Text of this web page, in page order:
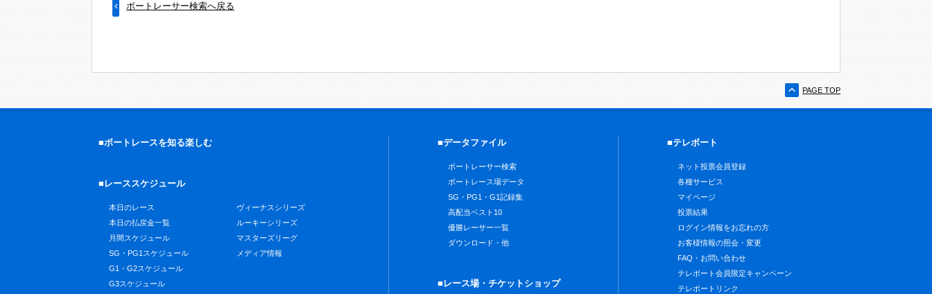
ボートレーサー検索へ戻る
PAGE TOP
■ボートレースを知る楽しむ
■レーススケジュール
本日のレース
本日の払戻金一覧
月間スケジュール
SG・PG1スケジュール
G1・G2スケジュール
G3スケジュール
ヴィーナスシリーズ
ルーキーシリーズ
マスターズリーグ
メディア情報
■データファイル
ボートレーサー検索
ボートレース場データ
SG・PG1・G1記録集
高配当ベスト10
優勝レーサー一覧
ダウンロード・他
■レース場・チケットショップ
■テレボート
ネット投票会員登録
各種サービス
マイページ
投票結果
ログイン情報をお忘れの方
お客様情報の照会・変更
FAQ・お問い合わせ
テレボート会員限定キャンペーン
テレボートリンク